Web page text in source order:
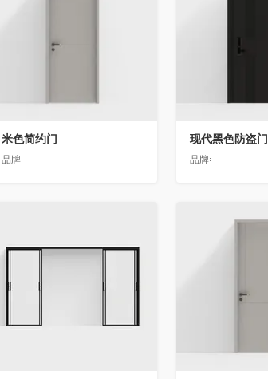
米色简约门
品牌: -
现代黑色防盗门
品牌: -